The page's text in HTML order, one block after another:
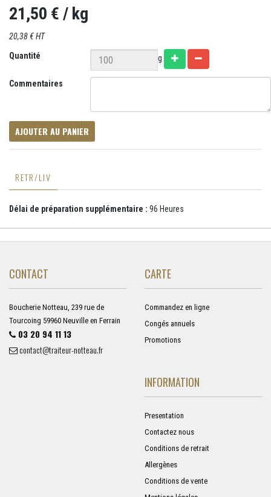
21,50 € / kg
20,38 € HT
Quantité
g
Commentaires
AJOUTER AU PANIER
RETR/LIV
Délai de préparation supplémentaire : 96 Heures
CONTACT
Boucherie Notteau, 239 rue de
Tourcoing 59960 Neuville en Ferrain
03 20 94 11 13
contact@traiteur-notteau.fr
CARTE
Commandez en ligne
Congés annuels
Promotions
INFORMATION
Presentation
Contactez nous
Conditions de retrait
Allergènes
Conditions de vente